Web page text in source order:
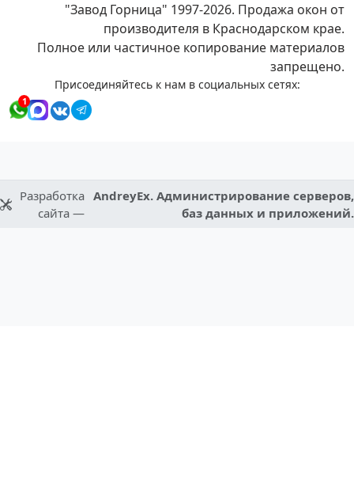
"Завод Горница" 1997-2026. Продажа окон от
производителя в Краснодарском крае.
Полное или частичное копирование материалов
запрещено.
Присоединяйтесь к нам в социальных сетях:
1
Разработка
сайта —
AndreyEx. Администрирование серверов,
баз данных и приложений.